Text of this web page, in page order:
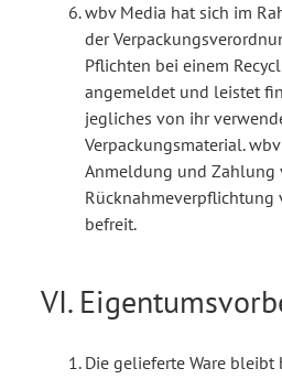
wbv Media hat sich im
der
Pflichten bei einem
angemeldet und leistet
jegliches von ihr
Verpackungsmaterial.
Anmeldung und Zahlung
Rücknahmeverpflichtung
befreit.
VI.
Die gelieferte Ware